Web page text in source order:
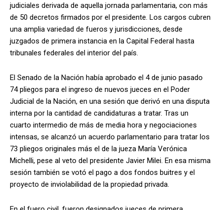
judiciales derivada de aquella jornada parlamentaria, con más
de 50 decretos firmados por el presidente. Los cargos cubren
una amplia variedad de fueros y jurisdicciones, desde
juzgados de primera instancia en la Capital Federal hasta
tribunales federales del interior del país.
El Senado de la Nación había aprobado el 4 de junio pasado
74 pliegos para el ingreso de nuevos jueces en el Poder
Judicial de la Nación, en una sesión que derivó en una disputa
interna por la cantidad de candidaturas a tratar. Tras un
cuarto intermedio de más de media hora y negociaciones
intensas, se alcanzó un acuerdo parlamentario para tratar los
73 pliegos originales más el de la jueza María Verónica
Michelli, pese al veto del presidente Javier Milei. En esa misma
sesión también se votó el pago a dos fondos buitres y el
proyecto de inviolabilidad de la propiedad privada.